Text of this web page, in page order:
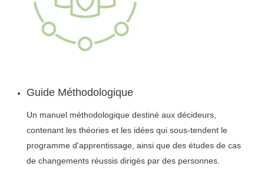
Guide Méthodologique
Un manuel méthodologique destiné aux décideurs,
contenant les théories et les idées qui sous-tendent le
programme d'apprentissage, ainsi que des études de cas
de changements réussis dirigés par des personnes.